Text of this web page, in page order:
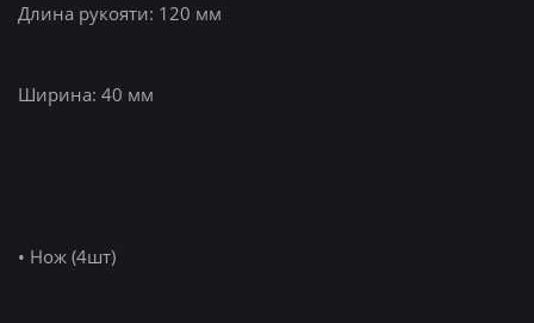
Длина рукояти: 120 мм
Ширина: 40 мм
• Нож (4шт)